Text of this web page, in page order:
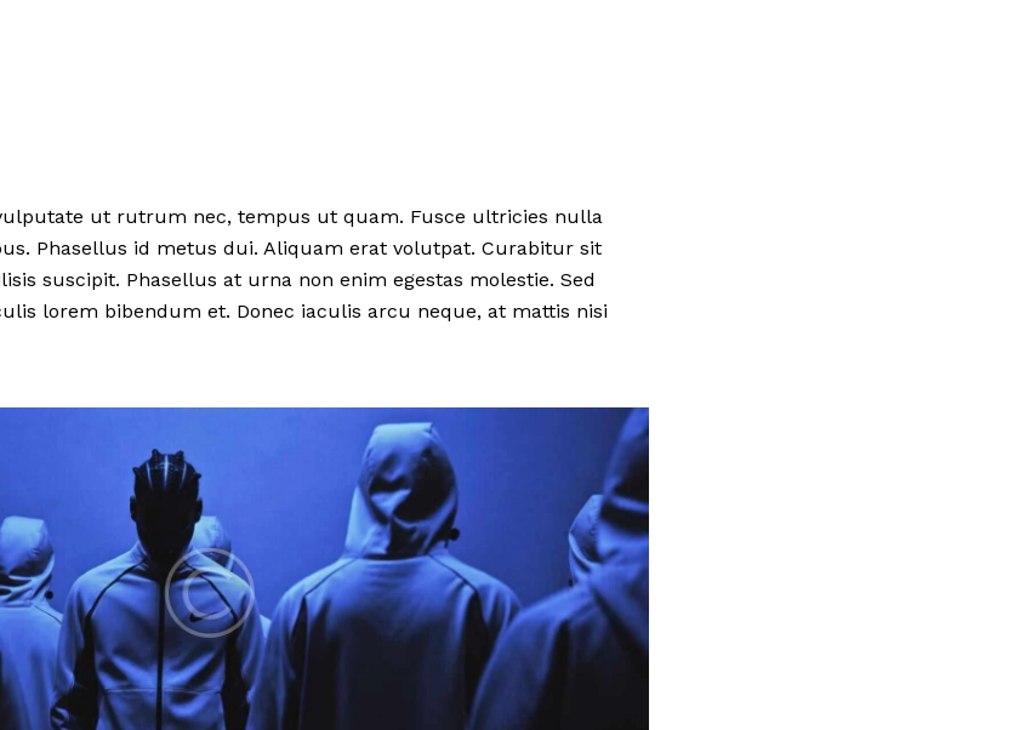
ut rutrum nec, tempus ut quam. Fusce ultricies nulla
Phasellus id metus dui. Aliquam erat volutpat. Curabitur sit
suscipit. Phasellus at urna non enim egestas molestie. Sed
lorem bibendum et. Donec iaculis arcu neque, at mattis nisi